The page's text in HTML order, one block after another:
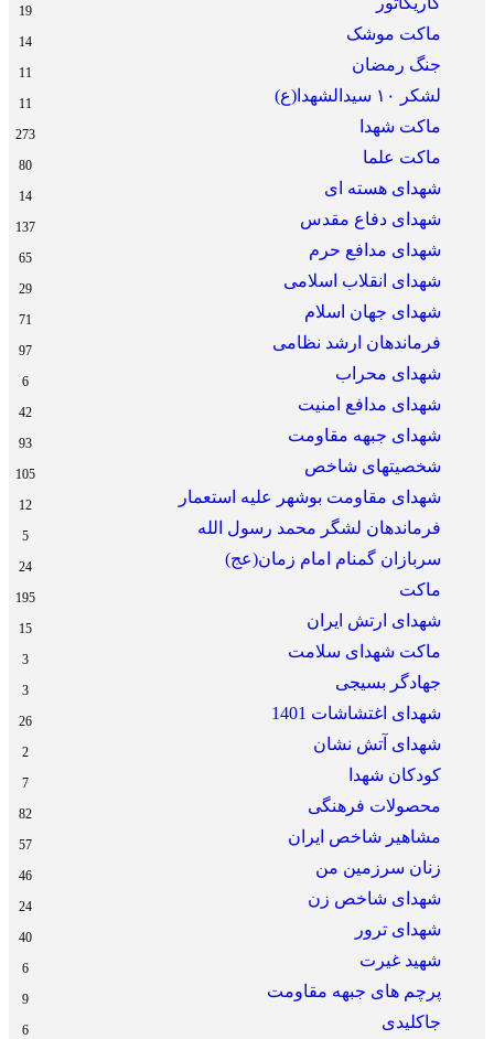
19
ماکت موشک 14
جنگ رمضان 11
لشکر ۱۰ سیدالشهدا(ع) 11
ماکت شهدا 273
ماکت علما 80
شهدای هسته ای 14
شهدای دفاع مقدس 137
شهدای مدافع حرم 65
شهدای انقلاب اسلامی 29
شهدای جهان اسلام 71
فرماندهان ارشد نظامی 97
شهدای محراب 6
شهدای مدافع امنیت 42
شهدای جبهه مقاومت 93
شخصیتهای شاخص 105
شهدای مقاومت بوشهر علیه استعمار 12
فرماندهان لشگر محمد رسول الله 5
سربازان گمنام امام زمان(عج) 24
ماکت 195
شهدای ارتش ایران 15
ماکت شهدای سلامت 3
جهادگر بسیجی 3
شهدای اغتشاشات 1401 26
شهدای آتش نشان 2
کودکان شهدا 7
محصولات فرهنگی 82
مشاهیر شاخص ایران 57
زنان سرزمین من 46
شهدای شاخص زن 24
شهدای ترور 40
شهید غیرت 6
پرچم های جبهه مقاومت 9
جاکلیدی 6